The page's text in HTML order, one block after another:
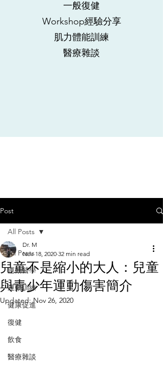
​一般復健
Workshop經驗分享
肌力體能訓練
​醫療雜談
Post
All Posts
運動醫學
運動訓練
健康促進
復健
飲食
醫療雜談
All Posts
兒童不是縮小的大人：兒童
與青少年運動傷害簡介
Dr. M
Nov 18, 2020 32 min read
Updated:Nov 26, 2020